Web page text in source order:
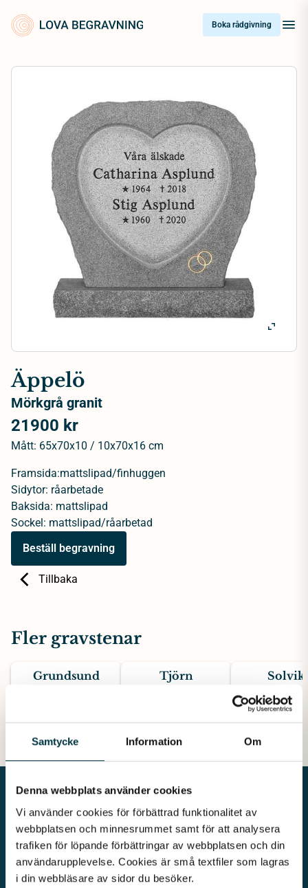
Samtycke Information Om
Denna webbplats använder cookies
Vi använder cookies för förbättrad funktionalitet av
webbplatsen och minnesrummet samt för att analysera
trafiken för löpande förbättringar av webbplatsen och din
användarupplevelse. Cookies är små textfiler som lagras
i din webbläsare av sidor du besöker.
content
Boka rådgivning
Tillbaka
Äppelö
Mörkgrå granit
21900 kr
Mått: 65x70x10 / 10x70x16 cm
Framsida:mattslipad/finhuggen
Sidytor: råarbetade
Baksida: mattslipad
Sockel: mattslipad/råarbetad
Beställ begravning
Fler gravstenar
Grundsund Tjörn Solvik
Mörkgrå
16900 kr
Vår begravningsbyrå är en del av Klarahill. Klarahill består av
kunniga lokala familjeföretag som är auktoriserade inom Sveriges
begravningsbyråers förbund (SBF). Det personliga är centralt för